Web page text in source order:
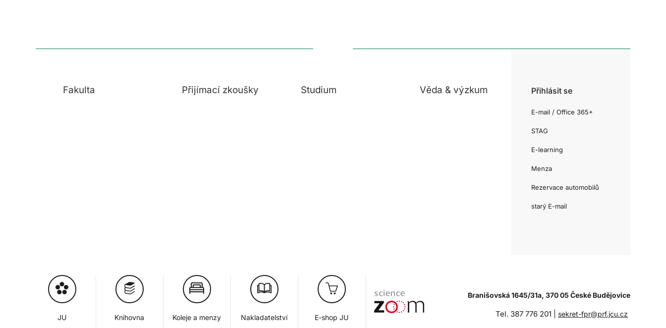
Fakulta Přijímací zkoušky Studium Věda & výzkum Přihlásit se
E-mail / Office 365+
STAG
E-learning
Menza
Rezervace automobilů
starý E-mail
JU Knihovna Koleje a menzy Nakladatelství E-shop JU
Branišovská 1645/31a, 370 05 České Budějovice
Tel. 387 776 201 | sekret-fpr@prf.jcu.cz